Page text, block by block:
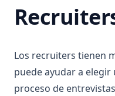
Los recruiters tienen
puede ayudar a elegir
proceso de